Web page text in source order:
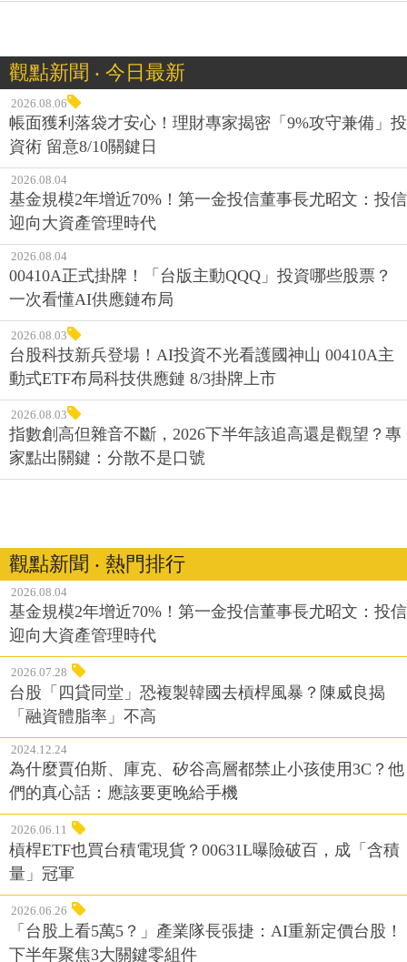
觀點新聞 ‧ 今日最新
2026.08.06
帳面獲利落袋才安心！理財專家揭密「9%攻守兼備」投
資術 留意8/10關鍵日
2026.08.04
基金規模2年增近70%！第一金投信董事長尤昭文：投信
迎向大資產管理時代
2026.08.04
00410A正式掛牌！「台版主動QQQ」投資哪些股票？
一次看懂AI供應鏈布局
2026.08.03
台股科技新兵登場！AI投資不光看護國神山 00410A主
動式ETF布局科技供應鏈 8/3掛牌上市
2026.08.03
指數創高但雜音不斷，2026下半年該追高還是觀望？專
家點出關鍵：分散不是口號
觀點新聞 ‧ 熱門排行
2026.08.04
基金規模2年增近70%！第一金投信董事長尤昭文：投信
迎向大資產管理時代
2026.07.28
台股「四貸同堂」恐複製韓國去槓桿風暴？陳威良揭
「融資體脂率」不高
2024.12.24
為什麼賈伯斯、庫克、矽谷高層都禁止小孩使用3C？他
們的真心話：應該要更晚給手機
2026.06.11
槓桿ETF也買台積電現貨？00631L曝險破百，成「含積
量」冠軍
2026.06.26
「台股上看5萬5？」產業隊長張捷：AI重新定價台股！
下半年聚焦3大關鍵零組件